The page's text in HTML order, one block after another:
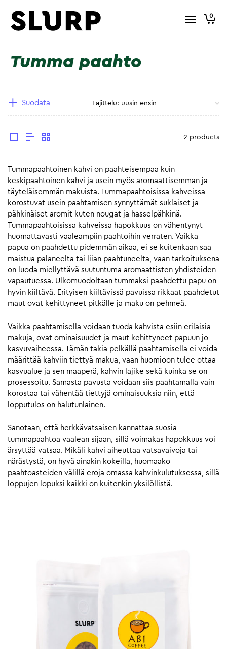
0
Tumma paahto
Suodata
2 products
Tummapaahtoinen kahvi on paahteisempaa kuin
keskipaahtoinen kahvi ja usein myös aromaattisemman ja
täyteläisemmän makuista. Tummapaahtoisissa kahveissa
korostuvat usein paahtamisen synnyttämät suklaiset ja
pähkinäiset aromit kuten nougat ja hasselpähkinä.
Tummapaahtoisissa kahveissa hapokkuus on vähentynyt
huomattavasti vaaleampiin paahtoihin verraten. Vaikka
papua on paahdettu pidemmän aikaa, ei se kuitenkaan saa
maistua palaneelta tai liian paahtuneelta, vaan tarkoituksena
on luoda miellyttävä suutuntuma aromaattisten yhdisteiden
vapautuessa. Ulkomuodoltaan tummaksi paahdettu papu on
hyvin kiiltävä. Erityisen kiiltävissä pavuissa rikkaat paahdetut
maut ovat kehittyneet pitkälle ja maku on pehmeä.
Vaikka paahtamisella voidaan tuoda kahvista esiin erilaisia
makuja, ovat ominaisuudet ja maut kehittyneet papuun jo
kasvuvaiheessa. Tämän takia pelkällä paahtamisella ei voida
määrittää kahviin tiettyä makua, vaan huomioon tulee ottaa
kasvualue ja sen maaperä, kahvin lajike sekä kuinka se on
prosessoitu. Samasta pavusta voidaan siis paahtamalla vain
korostaa tai vähentää tiettyjä ominaisuuksia niin, että
lopputulos on halutunlainen.
Sanotaan, että herkkävatsaisen kannattaa suosia
tummapaahtoa vaalean sijaan, sillä voimakas hapokkuus voi
ärsyttää vatsaa. Mikäli kahvi aiheuttaa vatsavaivoja tai
närästystä, on hyvä ainakin kokeilla, huomaako
paahtoasteiden välillä eroja omassa kahvinkulutuksessa, sillä
loppujen lopuksi kaikki on kuitenkin yksilöllistä.